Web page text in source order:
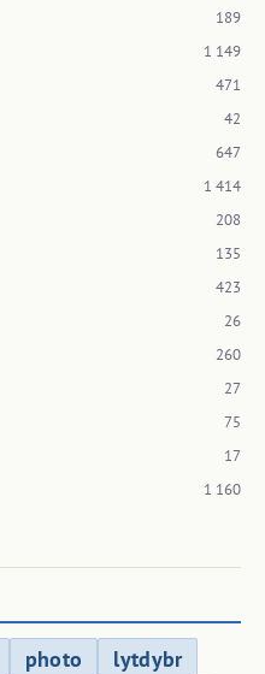
189
1 149
471
42
647
1 414
208
135
423
26
260
27
75
17
1 160
photo
lytdybr